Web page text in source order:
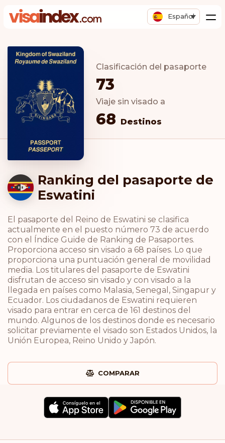
Español
Clasificación del pasaporte
73
Viaje sin visado a
68 Destinos
Ranking del pasaporte de
Eswatini
El pasaporte del Reino de Eswatini se clasifica
actualmente en el puesto número 73 de acuerdo
con el Índice Guide de Ranking de Pasaportes.
Proporciona acceso sin visado a 68 países. Lo que
proporciona una puntuación general de movilidad
media. Los titulares del pasaporte de Eswatini
disfrutan de acceso sin visado y con visado a la
llegada en países como Malasia, Senegal, Singapur y
Ecuador. Los ciudadanos de Eswatini requieren
visado para entrar en cerca de 161 destinos del
mundo. Algunos de los destinos donde es necesario
solicitar previamente el visado son Estados Unidos, la
Unión Europea, Reino Unido y Japón.
COMPARAR